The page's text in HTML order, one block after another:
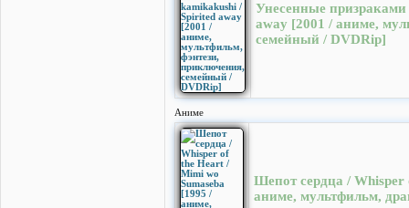
Унесенные
away [2001 / аниме,
семейный / DVDRip]
Аниме
Шепот сердца / Whisper
аниме, мультфильм,